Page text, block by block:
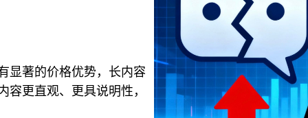
显著的价格优势，长内容
更直观、更具说明性，